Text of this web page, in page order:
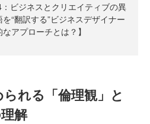
：ビジネスとクリエイティブの異
を“翻訳する”ビジネスデザイナー
アプローチとは？】
れる「倫理観」と
解